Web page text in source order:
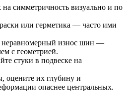
симметричность визуально и по
или герметика — часто ими
износ шин —
с геометрией.
стуки в подвеске на
их глубину и
опаснее центральных.